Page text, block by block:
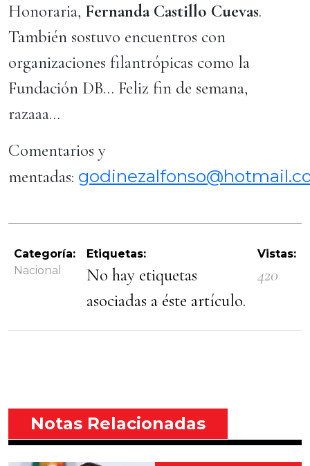
Honoraria, Fernanda Castillo Cuevas.
También sostuvo encuentros con
organizaciones filantrópicas como la
Fundación DB… Feliz fin de semana,
razaaa…
Comentarios y
mentadas:
Categoría:
Nacional
Etiquetas:
No hay etiquetas
asociadas a éste artículo.
Vistas:
420
Notas Relacionadas